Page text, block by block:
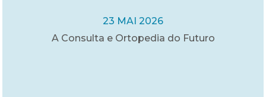
23 MAI 2026
A Consulta e Ortopedia do Futuro